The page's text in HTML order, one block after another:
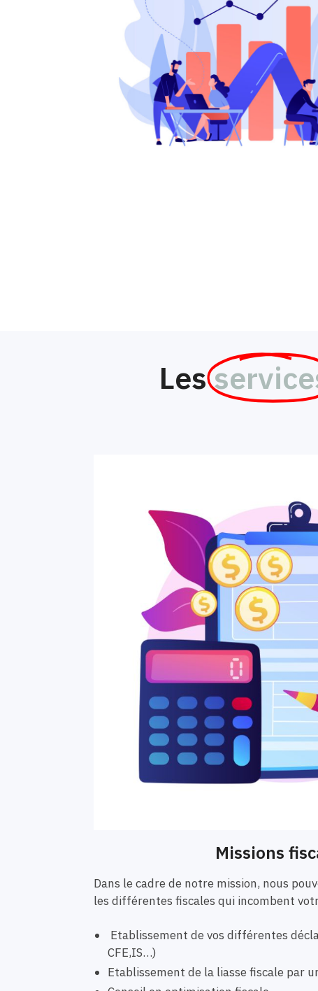
Les
Missions
Dans le cadre de notre mission, nous
les différentes fiscales qui incombent
Etablissement de vos différentes
CFE,IS…)
Etablissement de la liasse fiscale par